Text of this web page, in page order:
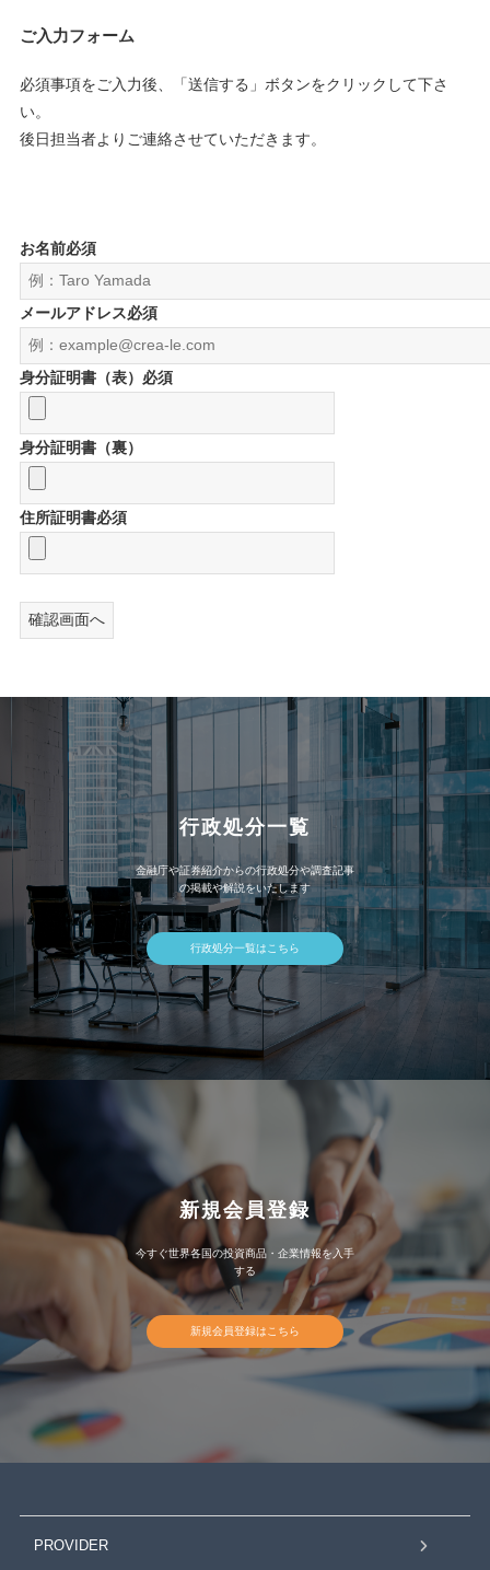
ご入力フォーム
必須事項をご⼊⼒後、「送信する」ボタンをクリックして下さ
い。
後⽇担当者よりご連絡させていただきます。
お名前必須
メールアドレス必須
身分証明書（表） 必須
身分証明書（裏）
住所証明書必須
行政処分一覧
金融庁や証券紹介からの行政処分や調査記事
の掲載や解説をいたします
行政処分一覧はこちら
新規会員登録
今すぐ世界各国の投資商品・企業情報を入手
する
新規会員登録はこちら
PROVIDER